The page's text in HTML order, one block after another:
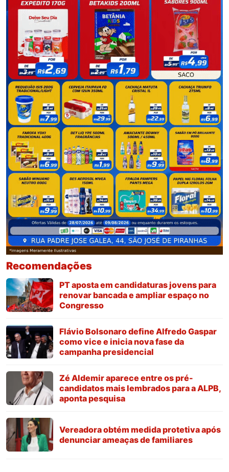
Recomendações
PT aposta em candidaturas jovens para
renovar bancada e ampliar espaço no
Congresso
Flávio Bolsonaro define Alfredo Gaspar
como vice e inicia nova fase da
campanha presidencial
Zé Aldemir aparece entre os pré-
candidatos mais lembrados para a ALPB,
aponta pesquisa
Vereadora obtém medida protetiva após
denunciar ameaças de familiares